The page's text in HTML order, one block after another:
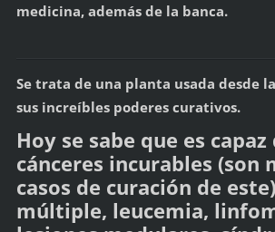
medicina, además de la banca.
Se trata de una planta usada desde
sus increíbles poderes curativos.
Hoy se sabe que es
cánceres incurables
casos de curación de
múltiple, leucemia,